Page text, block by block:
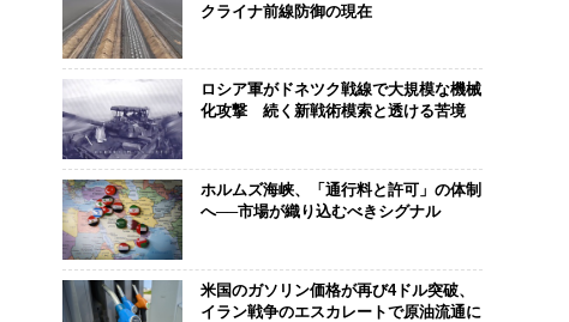
クライナ前線防御の現在
ロシア軍がドネツク戦線で大規模な機械
化攻撃 続く新戦術模索と透ける苦境
ホルムズ海峡、「通行料と許可」の体制
へ──市場が織り込むべきシグナル
米国のガソリン価格が再び4ドル突破、
イラン戦争のエスカレートで原油流通に